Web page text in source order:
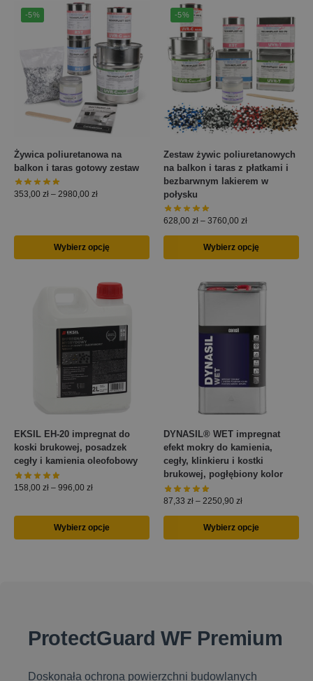
-5%
Żywica poliuretanowa na
balkon i taras gotowy zestaw
353,00 zł – 2980,00 zł
Wybierz opcję
-5%
Zestaw żywic poliuretanowych
na balkon i taras z płatkami i
bezbarwnym lakierem w
połysku
628,00 zł – 3760,00 zł
Wybierz opcję
EKSIL EH-20 impregnat do
koski brukowej, posadzek
cegły i kamienia oleofobowy
158,00 zł – 996,00 zł
Wybierz opcje
DYNASIL® WET impregnat
efekt mokry do kamienia,
cegły, klinkieru i kostki
brukowej, pogłębiony kolor
87,33 zł – 2250,90 zł
Wybierz opcje
ProtectGuard WF Premium
Doskonała ochrona powierzchni budowlanych